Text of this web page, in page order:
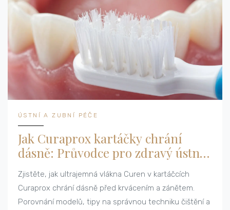
ÚSTNÍ A ZUBNÍ PÉČE
Jak Curaprox kartáčky chrání
dásně: Průvodce pro zdravý ústní
dutinu
Zjistěte, jak ultrajemná vlákna Curen v kartáčcích
Curaprox chrání dásně před krvácením a zánětem.
Porovnání modelů, tipy na správnou techniku čištění a